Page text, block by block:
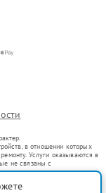
в отношении которых
Услуги оказываются в
не связаны с
оборот в соответствии